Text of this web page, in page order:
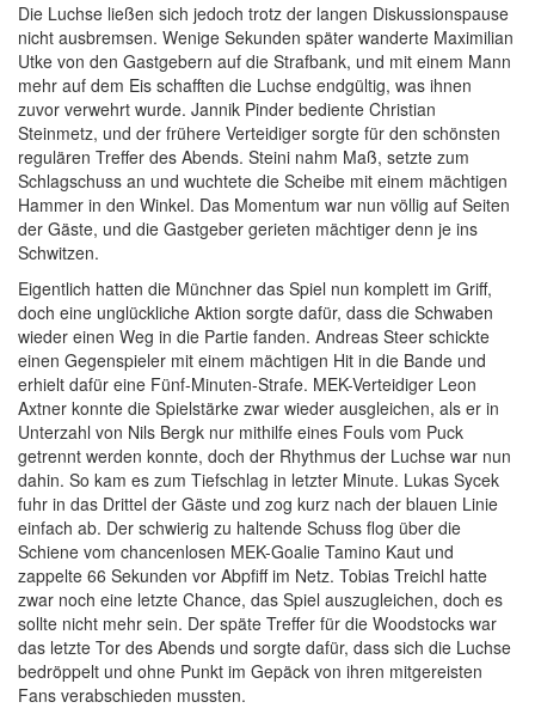
Die Luchse ließen sich jedoch trotz der langen Diskussionspause
nicht ausbremsen. Wenige Sekunden später wanderte Maximilian
Utke von den Gastgebern auf die Strafbank, und mit einem Mann
mehr auf dem Eis schafften die Luchse endgültig, was ihnen
zuvor verwehrt wurde. Jannik Pinder bediente Christian
Steinmetz, und der frühere Verteidiger sorgte für den schönsten
regulären Treffer des Abends. Steini nahm Maß, setzte zum
Schlagschuss an und wuchtete die Scheibe mit einem mächtigen
Hammer in den Winkel. Das Momentum war nun völlig auf Seiten
der Gäste, und die Gastgeber gerieten mächtiger denn je ins
Schwitzen.
Eigentlich hatten die Münchner das Spiel nun komplett im Griff,
doch eine unglückliche Aktion sorgte dafür, dass die Schwaben
wieder einen Weg in die Partie fanden. Andreas Steer schickte
einen Gegenspieler mit einem mächtigen Hit in die Bande und
erhielt dafür eine Fünf-Minuten-Strafe. MEK-Verteidiger Leon
Axtner konnte die Spielstärke zwar wieder ausgleichen, als er in
Unterzahl von Nils Bergk nur mithilfe eines Fouls vom Puck
getrennt werden konnte, doch der Rhythmus der Luchse war nun
dahin. So kam es zum Tiefschlag in letzter Minute. Lukas Sycek
fuhr in das Drittel der Gäste und zog kurz nach der blauen Linie
einfach ab. Der schwierig zu haltende Schuss flog über die
Schiene vom chancenlosen MEK-Goalie Tamino Kaut und
zappelte 66 Sekunden vor Abpfiff im Netz. Tobias Treichl hatte
zwar noch eine letzte Chance, das Spiel auszugleichen, doch es
sollte nicht mehr sein. Der späte Treffer für die Woodstocks war
das letzte Tor des Abends und sorgte dafür, dass sich die Luchse
bedröppelt und ohne Punkt im Gepäck von ihren mitgereisten
Fans verabschieden mussten.